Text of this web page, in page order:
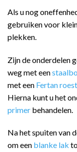
Als u nog
gebruiken voor
plekken.
Zijn de onderdelen
weg met een
met een Fertan
Hierna kunt u het
primer behandelen.
Na het spuiten van
om een blanke lak